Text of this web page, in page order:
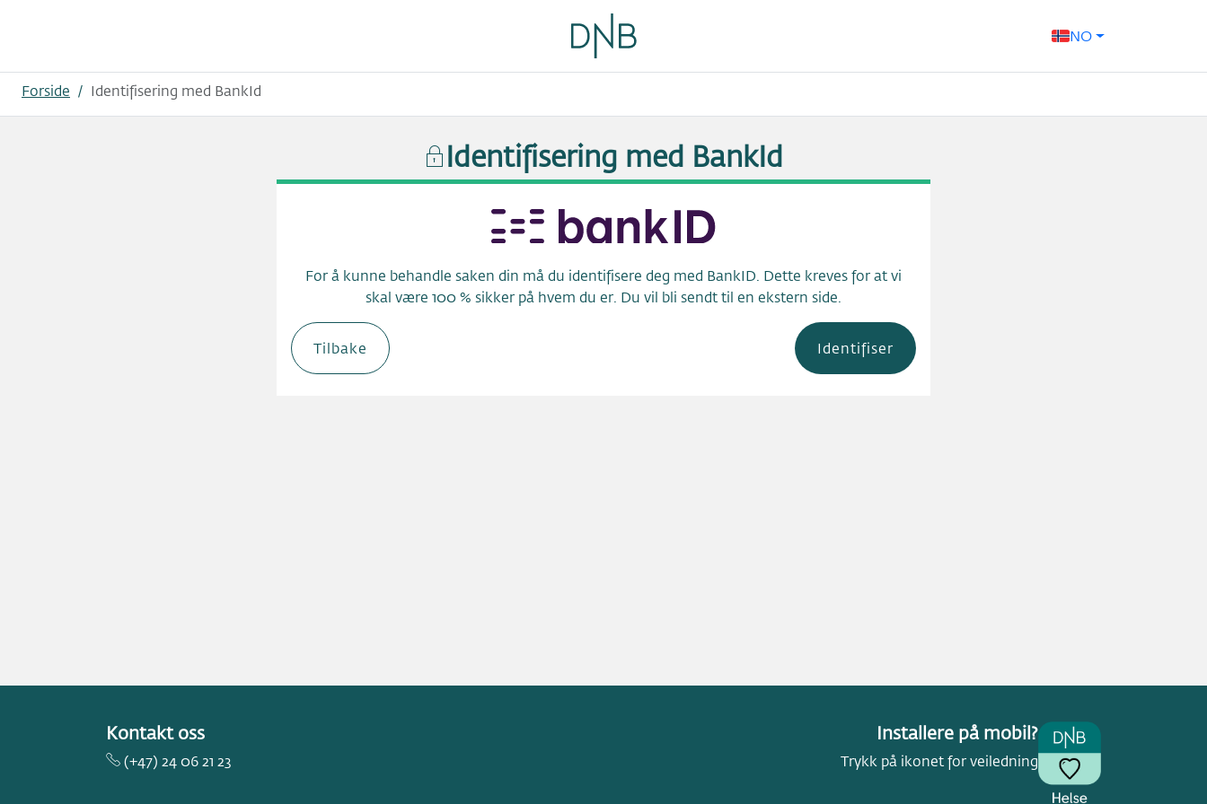
NO
Forside / Identifisering med BankId
Identifisering med BankId
For å kunne behandle saken din må du identifisere deg med BankID. Dette kreves for at vi
skal være 100 % sikker på hvem du er. Du vil bli sendt til en ekstern side.
Tilbake Identifiser
Kontakt oss
(+47) 24 06 21 23
Installere på mobil?
Trykk på ikonet for veiledning